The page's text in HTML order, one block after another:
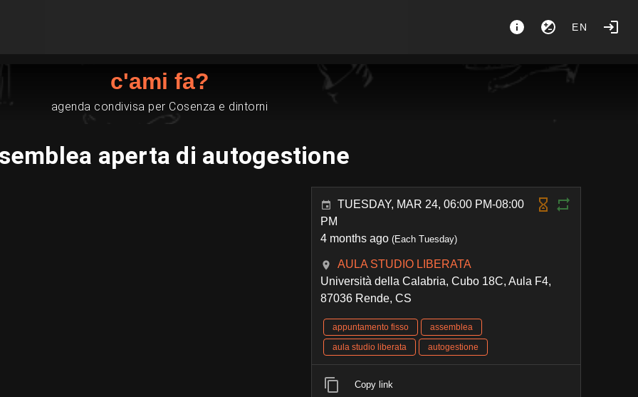
EN
c'ami fa?
agenda condivisa per Cosenza e dintorni
aperta di autogestione
TUESDAY, MAR 24, 06:00 PM-08:00
PM
4 months ago (Each Tuesday)
AULA STUDIO LIBERATA
Università della Calabria, Cubo 18C, Aula F4,
87036 Rende, CS
appuntamento fisso
assemblea
aula studio liberata
autogestione
Copy link